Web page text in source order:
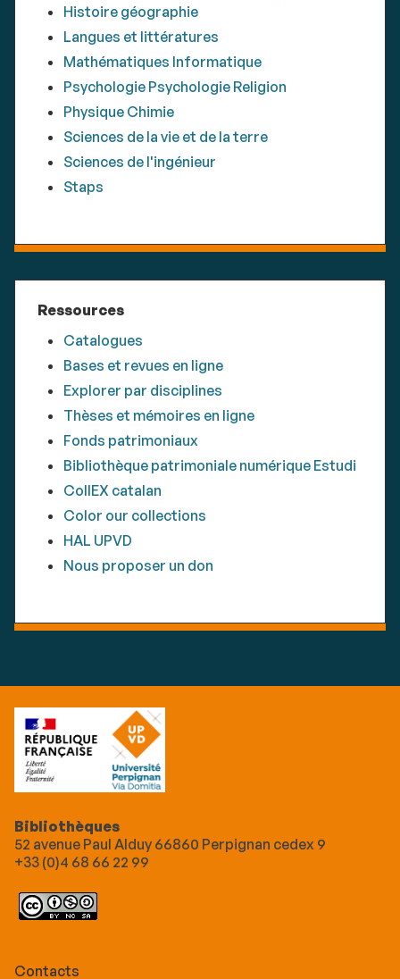
Histoire géographie
Langues et littératures
Mathématiques Informatique
Psychologie Psychologie Religion
Physique Chimie
Sciences de la vie et de la terre
Sciences de l'ingénieur
Staps
Ressources
Catalogues
Bases et revues en ligne
Explorer par disciplines
Thèses et mémoires en ligne
Fonds patrimoniaux
Bibliothèque patrimoniale numérique Estudi
CollEX catalan
Color our collections
HAL UPVD
Nous proposer un don
Bibliothèques
52 avenue Paul Alduy 66860 Perpignan cedex 9
+33 (0)4 68 66 22 99
Contacts